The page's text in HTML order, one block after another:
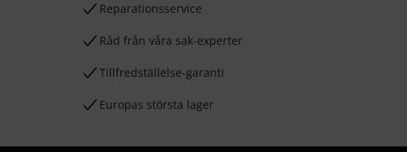
Reparationsservice
Råd från våra sak-experter
Tillfredställelse-garanti
Europas största lager